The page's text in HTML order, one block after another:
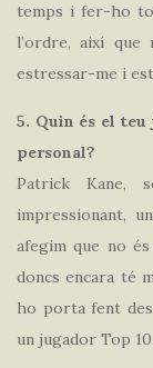
temps i fer-ho
l’ordre, així
estressar-me i
5. Quin és el
personal?
Patrick Kane,
impressionant,
afegim que no
doncs encara té
ho porta fent
un jugador Top